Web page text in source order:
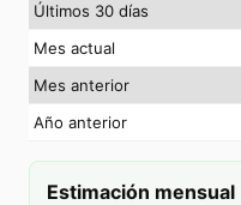
Últimos 30 días
Mes actual
Mes anterior
Año anterior
Estimación mensual